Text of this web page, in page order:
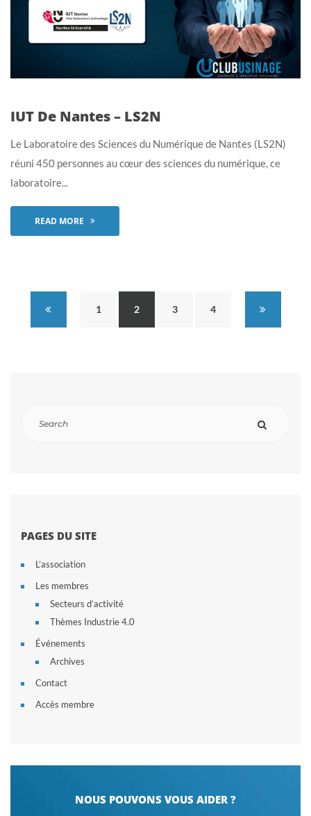
IUT De Nantes – LS2N
Le Laboratoire des Sciences du Numérique de Nantes (LS2N)
réuni 450 personnes au cœur des sciences du numérique, ce
laboratoire...
READ MORE
1 2 3 4
PAGES DU SITE
L’association
Les membres
Secteurs d’activité
Thèmes Industrie 4.0
Événements
Archives
Contact
Accès membre
NOUS POUVONS VOUS AIDER ?